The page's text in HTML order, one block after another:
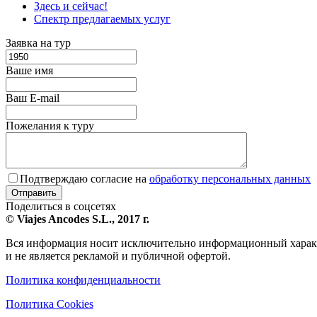
Здесь и сейчас!
Спектр предлагаемых услуг
Заявка на тур
Ваше имя
Ваш E-mail
Пожелания к туру
Подтверждаю согласие на обработку персональных данных
Поделиться в соцсетях
© Viajes Ancodes S.L., 2017 г.
Вся информация носит исключительно информационный
и не является рекламой и публичной офертой.
Политика конфиденциальности
Политика Cookies